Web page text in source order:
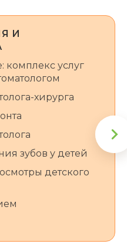
И
комплекс услуг
хирурга
зубов у детей
детского